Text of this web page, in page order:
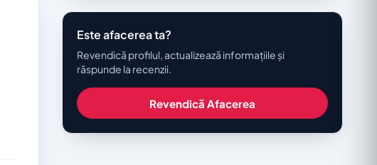
Este afacerea ta?
Revendică profilul, actualizează informațiile și
răspunde la recenzii.
Revendică Afacerea